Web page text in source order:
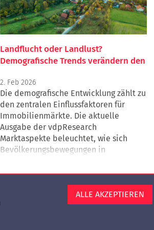
Landflucht oder Landlust?
Demografische Trends verändern den
2. Feb 2026
Die demografische Entwicklung zählt zu
den zentralen Einflussfaktoren für
Immobilienmärkte. Die aktuelle
Ausgabe der vdpResearch
Marktaspekte beleuchtet, wie sich
Bevölkerungsbewegungen in
2024 entwickelt haben – und welche
Auswirkungen dies auf die
Preisentwicklung von Wohnimmobilien
ALLE AKZEPTIEREN